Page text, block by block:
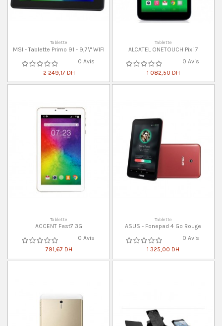
Tablette
MSI - Tablette Primo 91 - 9,7\" WIFI
0 Avis
2 249,17 DH
Tablette
ALCATEL ONETOUCH Pixi 7
0 Avis
1 082,50 DH
Tablette
ACCENT Fast7 3G
0 Avis
791,67 DH
Tablette
ASUS - Fonepad 4 Go Rouge
0 Avis
1 325,00 DH